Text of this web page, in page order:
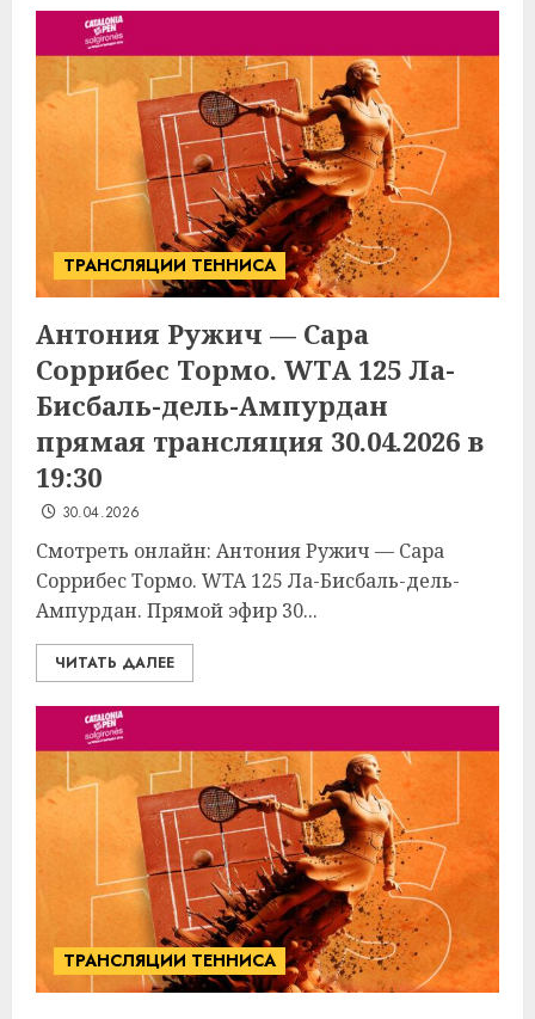
ТРАНСЛЯЦИИ ТЕННИСА
Антония Ружич — Сара
Соррибес Тормо. WTA 125 Ла-
Бисбаль-дель-Ампурдан
прямая трансляция 30.04.2026 в
19:30
30.04.2026
Смотреть онлайн: Антония Ружич — Сара
Соррибес Тормо. WTA 125 Ла-Бисбаль-дель-
Ампурдан. Прямой эфир 30...
ЧИТАТЬ ДАЛЕЕ
ТРАНСЛЯЦИИ ТЕННИСА